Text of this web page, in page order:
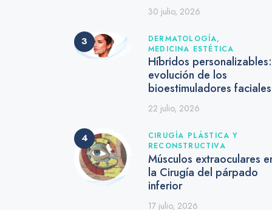
30 julio, 2026
DERMATOLOGÍA,
MEDICINA ESTÉTICA
Híbridos
evolución de los
bioestimuladores
22 julio, 2026
CIRUGÍA PLÁSTICA Y
RECONSTRUCTIVA
Músculos extraoculares
la Cirugía del párpado
inferior
17 julio, 2026